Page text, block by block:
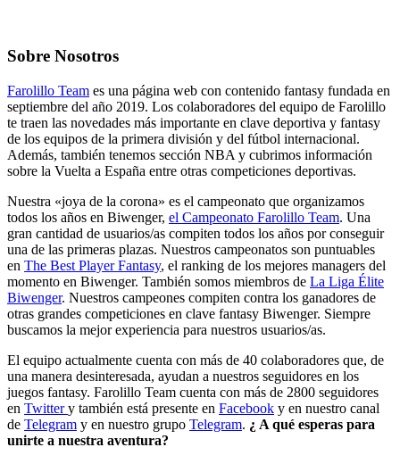
Sobre Nosotros
Farolillo Team es una página web con contenido fantasy fundada en
septiembre del año 2019. Los colaboradores del equipo de Farolillo
te traen las novedades más importante en clave deportiva y fantasy
de los equipos de la primera división y del fútbol internacional.
Además, también tenemos sección NBA y cubrimos información
sobre la Vuelta a España entre otras competiciones deportivas.
Nuestra «joya de la corona» es el campeonato que organizamos
todos los años en Biwenger, el Campeonato Farolillo Team. Una
gran cantidad de usuarios/as compiten todos los años por conseguir
una de las primeras plazas. Nuestros campeonatos son puntuables
en The Best Player Fantasy, el ranking de los mejores managers del
momento en Biwenger. También somos miembros de La Liga Élite
Biwenger. Nuestros campeones compiten contra los ganadores de
otras grandes competiciones en clave fantasy Biwenger. Siempre
buscamos la mejor experiencia para nuestros usuarios/as.
El equipo actualmente cuenta con más de 40 colaboradores que, de
una manera desinteresada, ayudan a nuestros seguidores en los
juegos fantasy. Farolillo Team cuenta con más de 2800 seguidores
en Twittery también está presente en Facebook y en nuestro canal
de Telegram y en nuestro grupo Telegram. ¿ A qué esperas para
unirte a nuestra aventura?